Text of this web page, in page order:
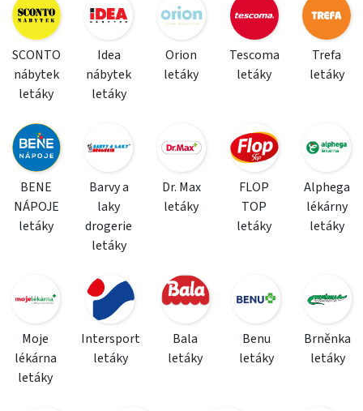
SCONTO
nábytek
letáky
Idea
nábytek
letáky
Orion
letáky
Tescoma
letáky
Trefa
letáky
BENE
NÁPOJE
letáky
Barvy a
laky
drogerie
letáky
Dr. Max
letáky
FLOP
TOP
letáky
Alphega
lékárny
letáky
Moje
lékárna
letáky
Intersport
letáky
Bala
letáky
Benu
letáky
Brněnka
letáky